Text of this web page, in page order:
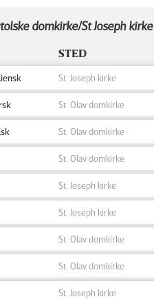
domkirke/St Joseph kirke
STED
St. Joseph kirke
St. Olav domkirke
St. Olav domkirke
St. Olav domkirke
St. Joseph kirke
St. Joseph kirke
St. Olav domkirke
St. Olav domkirke
St. Joseph kirke